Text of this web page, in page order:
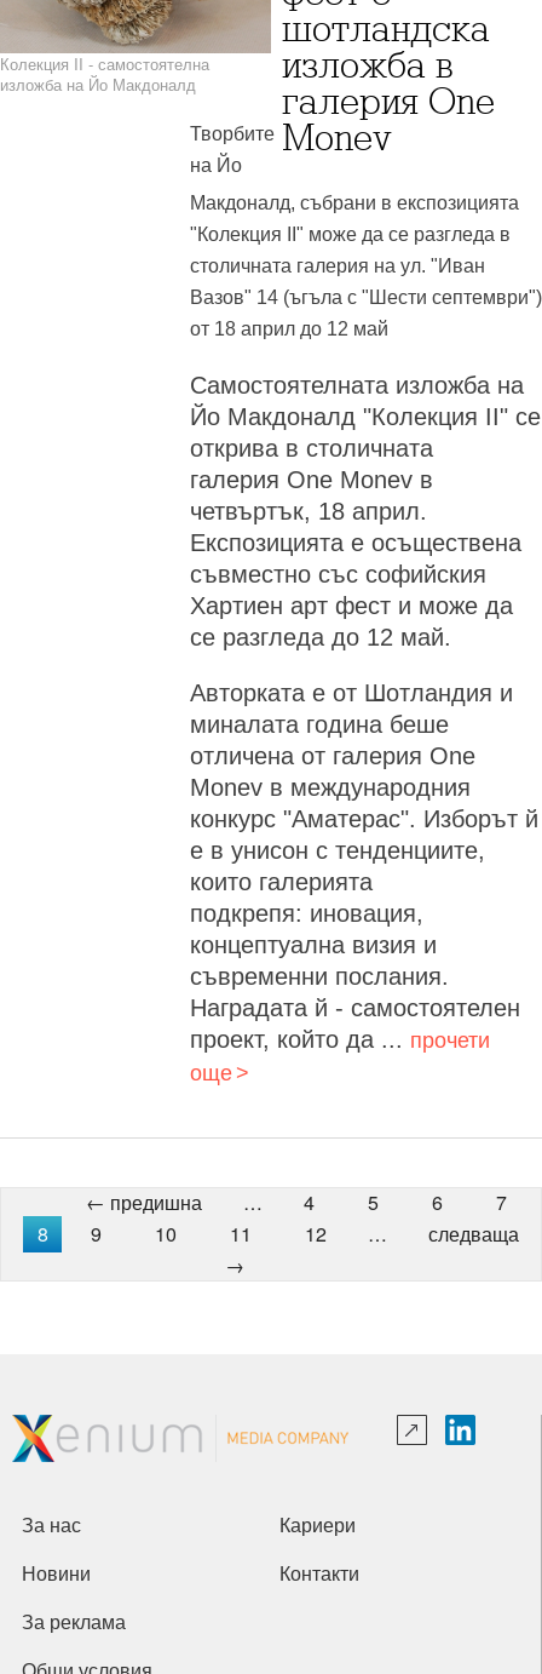
шотландска
изложба в
галерия One
Monev
Колекция II - самостоятелна
изложба на Йо Макдоналд
Творбите
на Йо
Макдоналд, събрани в експозицията
"Колекция II" може да се разгледа в
столичната галерия на ул. "Иван
Вазов" 14 (ъгъла с "Шести септември")
от 18 април до 12 май
Самостоятелната изложба на
Йо Макдоналд "Колекция II" се
открива в столичната
галерия One Monev в
четвъртък, 18 април.
Експозицията е осъществена
съвместно със софийския
Хартиен арт фест и може да
се разгледа до 12 май.
Авторката е от Шотландия и
миналата година беше
отличена от галерия One
Monev в международния
конкурс "Аматерас". Изборът й
е в унисон с тенденциите,
които галерията
подкрепя: иновация,
концептуална визия и
съвременни послания.
Наградата й - самостоятелен
проект, който да ... прочети
още
← предишна … 4 5 6
7
8
9 10 11 12 …
следваща
→
За нас Кариери
Новини Контакти
За реклама